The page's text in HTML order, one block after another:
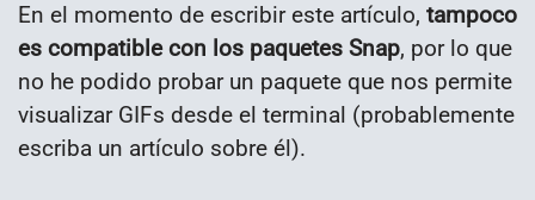
En el momento de escribir este artículo, tampoco
es compatible con los paquetes Snap, por lo que
no he podido probar un paquete que nos permite
visualizar GIFs desde el terminal (probablemente
escriba un artículo sobre él).